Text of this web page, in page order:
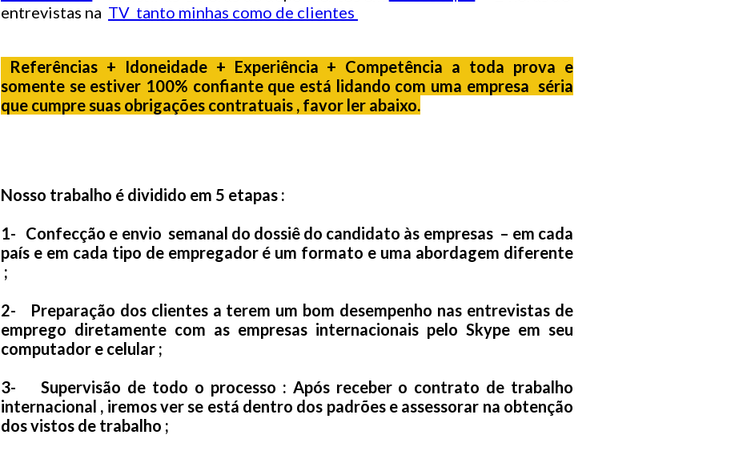
entrevistas na TV tanto minhas como de clientes
Referências + Idoneidade + Experiência + Competência a toda prova e
somente se estiver 100% confiante que está lidando com uma empresa séria
que cumpre suas obrigações contratuais , favor ler abaixo.
Nosso trabalho é dividido em 5 etapas :
1- Confecção e envio semanal do dossiê do candidato às empresas – em cada
país e em cada tipo de empregador é um formato e uma abordagem diferente
;
2- Preparação dos clientes a terem um bom desempenho nas entrevistas de
emprego diretamente com as empresas internacionais pelo Skype em seu
computador e celular ;
3- Supervisão de todo o processo : Após receber o contrato de trabalho
internacional , iremos ver se está dentro dos padrões e assessorar na obtenção
dos vistos de trabalho ;